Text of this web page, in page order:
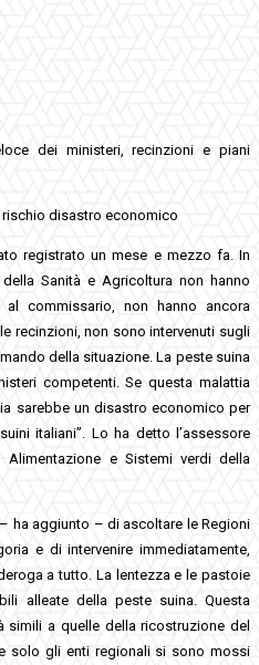
dei ministeri, recinzioni e piani
disastro economico
registrato un mese e mezzo fa. In
Sanità e Agricoltura non hanno
commissario, non hanno ancora
recinzioni, non sono intervenuti sugli
della situazione. La peste suina
competenti. Se questa malattia
sarebbe un disastro economico per
italiani”. Lo ha detto l’assessore
Alimentazione e Sistemi verdi della
ha aggiunto – di ascoltare le Regioni
e di intervenire immediatamente,
a tutto. La lentezza e le pastoie
alleate della peste suina. Questa
simili a quelle della ricostruzione del
solo gli enti regionali si sono mossi